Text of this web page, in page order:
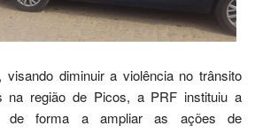
inclusive com emprego de
da Assessoria da PRF-PI/ Grande